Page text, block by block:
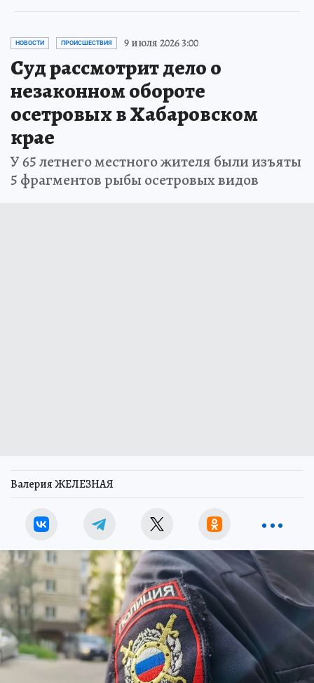
НОВОСТИ ПРОИСШЕСТВИЯ 9 июля 2026 3:00
Суд рассмотрит дело о
незаконном обороте
осетровых в Хабаровском
крае
У 65 летнего местного жителя были изъяты
5 фрагментов рыбы осетровых видов
Валерия ЖЕЛЕЗНАЯ